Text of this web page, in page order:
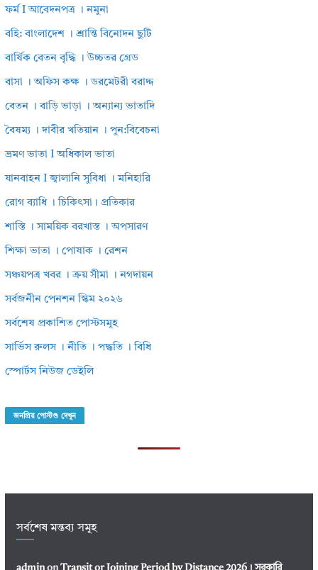
ফর্ম I আবেদনপত্র । নমুনা
বহি: বাংলাদেশ । শ্রান্তি বিনোদন ছুটি
বার্ষিক বেতন বৃদ্ধি । উচ্চতর গ্রেড
বাসা । অফিস কক্ষ । ডরমেটরী বরাদ্দ
বেতন । বাড়ি ভাড়া । অন্যান্য ভাতাদি
বৈষম্য । দাবীর খতিয়ান । পুন:বিবেচনা
ভ্রমণ ভাতা I অধিকাল ভাতা
যানবাহন I জ্বালানি সুবিধা । মনিহারি
রোগ ব্যাধি । চিকিৎসা। প্রতিকার
শাস্তি । সাময়িক বরখাস্ত । অপসারণ
শিক্ষা ভাতা । পোষাক । রেশন
সঞ্চয়পত্র খবর । ক্রয় সীমা । নগদায়ন
সর্বজনীন পেনশন স্কিম ২০২৬
সর্বশেষ প্রকাশিত পোস্টসমূহ
সার্ভিস রুলস । নীতি । পদ্ধতি । বিধি
স্পোর্টস নিউজ ডেইলি
জনপ্রিয় পোস্টগু দেখুন
সর্বশেষ মন্তব্য সমূহ
adminon Transit or Joining Period by Distance 2026। সরকারি